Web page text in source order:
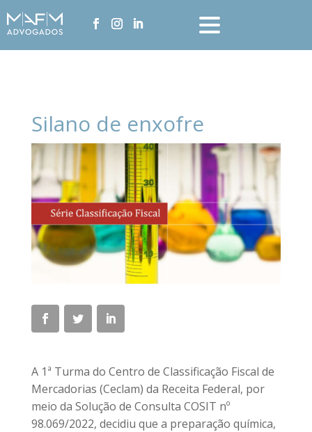
Silano de enxofre
A 1ª Turma do Centro de Classificação Fiscal de
Mercadorias (Ceclam) da Receita Federal, por
meio da Solução de Consulta COSIT nº
98.069/2022, decidiu que a preparação química,